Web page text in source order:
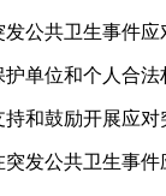
公共卫生事件应
单位和个人合
和鼓励开展应对
发公共卫生事件